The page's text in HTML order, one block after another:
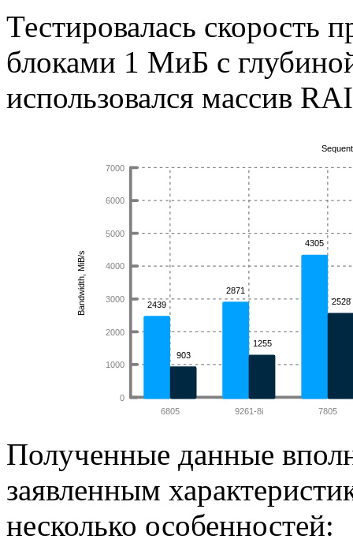
Тестировалась скорость
блоками 1 МиБ с
использовался массив
Полученные данные
заявленным
несколько особенностей: